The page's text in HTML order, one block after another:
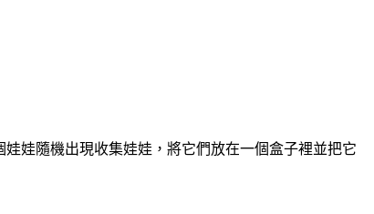
娃隨機出現收集娃娃，將它們放在一個盒子裡並把它